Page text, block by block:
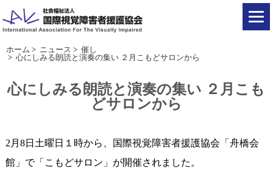
ホーム > ニュース > 催し
> 心にしみる朗読と演奏の集い ２月こもどサロンから
心にしみる朗読と演奏の集い ２月こも
どサロンから
2月8日土曜日１時から、国際視覚障害者援護協会「舟橋会
館」で「こもどサロン」が開催されました。